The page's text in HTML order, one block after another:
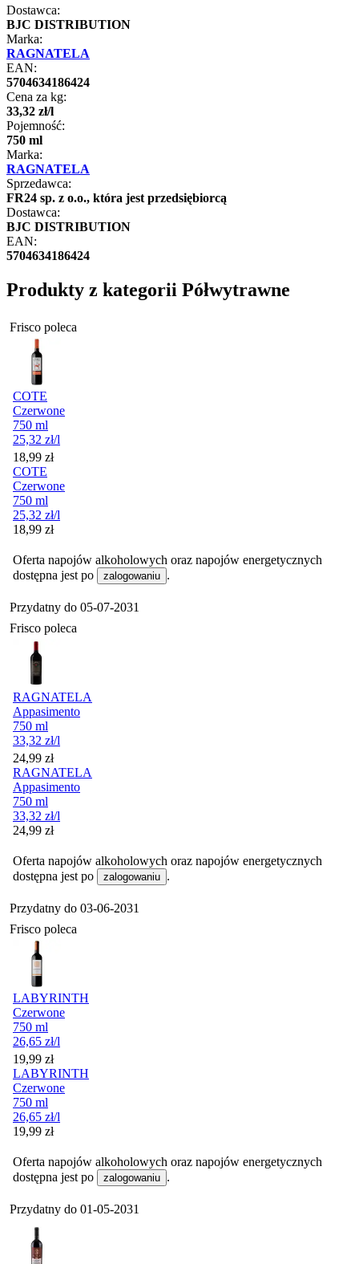
Dostawca:
BJC DISTRIBUTION
Marka:
RAGNATELA
EAN:
5704634186424
Cena za kg:
33,32 zł/l
Pojemność:
750 ml
Marka:
RAGNATELA
Sprzedawca:
FR24 sp. z o.o., która jest przedsiębiorcą
Dostawca:
BJC DISTRIBUTION
EAN:
5704634186424
Produkty z kategorii Półwytrawne
Frisco poleca
COTE
Czerwone
750 ml
25,32 zł/l
Cena
18,99 zł
COTE
Czerwone
750 ml
25,32 zł/l
Cena
18,99 zł
Oferta napojów alkoholowych oraz napojów energetycznych
dostępna jest po
zalogowaniu .
Przydatny do 05-07-2031
Frisco poleca
RAGNATELA
Appasimento
750 ml
33,32 zł/l
Cena
24,99 zł
RAGNATELA
Appasimento
750 ml
33,32 zł/l
Cena
24,99 zł
Oferta napojów alkoholowych oraz napojów energetycznych
dostępna jest po
zalogowaniu .
Przydatny do 03-06-2031
Frisco poleca
LABYRINTH
Czerwone
750 ml
26,65 zł/l
Cena
19,99 zł
LABYRINTH
Czerwone
750 ml
26,65 zł/l
Cena
19,99 zł
Oferta napojów alkoholowych oraz napojów energetycznych
dostępna jest po
zalogowaniu .
Przydatny do 01-05-2031